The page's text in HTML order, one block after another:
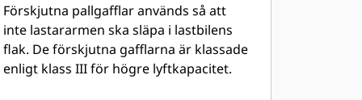
Förskjutna pallgafflar används så att
inte lastararmen ska släpa i lastbilens
flak. De förskjutna gafflarna är klassade
enligt klass III för högre lyftkapacitet.